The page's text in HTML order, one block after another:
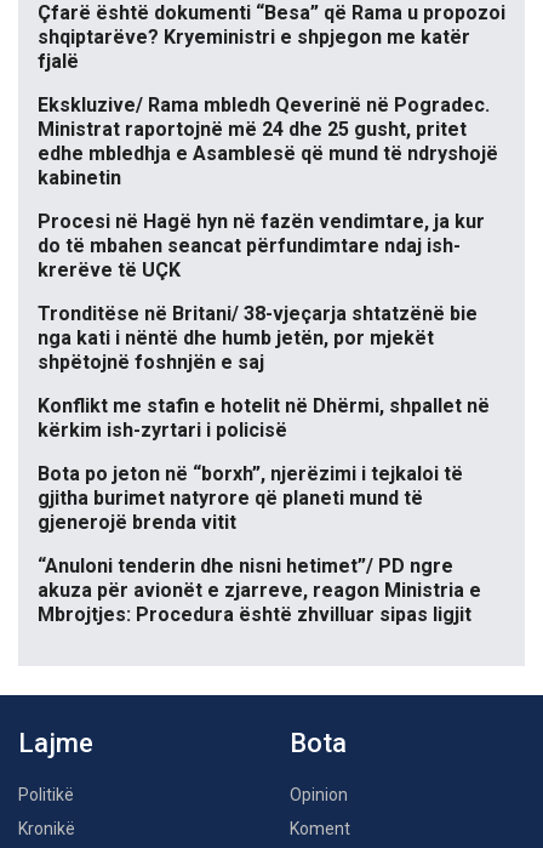
Çfarë është dokumenti “Besa” që Rama u propozoi
shqiptarëve? Kryeministri e shpjegon me katër
fjalë
Ekskluzive/ Rama mbledh Qeverinë në Pogradec.
Ministrat raportojnë më 24 dhe 25 gusht, pritet
edhe mbledhja e Asamblesë që mund të ndryshojë
kabinetin
Procesi në Hagë hyn në fazën vendimtare, ja kur
do të mbahen seancat përfundimtare ndaj ish-
krerëve të UÇK
Tronditëse në Britani/ 38-vjeçarja shtatzënë bie
nga kati i nëntë dhe humb jetën, por mjekët
shpëtojnë foshnjën e saj
Konflikt me stafin e hotelit në Dhërmi, shpallet në
kërkim ish-zyrtari i policisë
Bota po jeton në “borxh”, njerëzimi i tejkaloi të
gjitha burimet natyrore që planeti mund të
gjenerojë brenda vitit
“Anuloni tenderin dhe nisni hetimet”/ PD ngre
akuza për avionët e zjarreve, reagon Ministria e
Mbrojtjes: Procedura është zhvilluar sipas ligjit
Lajme
Politikë
Kronikë
Bota
Opinion
Koment